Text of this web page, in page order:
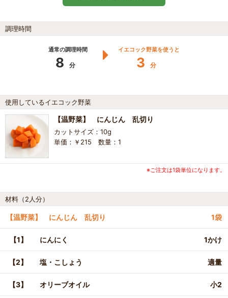
調理時間
通常の調理時間
8 分
イエコック野菜を使うと
3 分
使用しているイエコック野菜
【温野菜】 にんじん 乱切り
カットサイズ：10g
単価：￥215 数量：1
※ご注文は1袋単位になります。
材料（2人分）
【温野菜】 にんじん 乱切り 1袋
【1】 にんにく 1かけ
【2】 塩・こしょう 適量
【3】 オリーブオイル 小2